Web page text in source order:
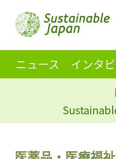
ニュース インタ